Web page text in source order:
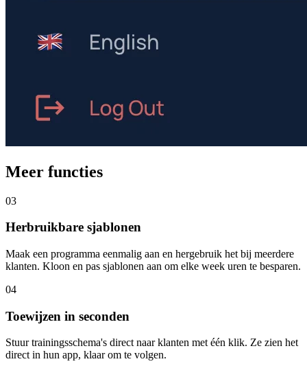
Meer functies
03
Herbruikbare sjablonen
Maak een programma eenmalig aan en hergebruik het bij meerdere
klanten. Kloon en pas sjablonen aan om elke week uren te besparen.
04
Toewijzen in seconden
Stuur trainingsschema's direct naar klanten met één klik. Ze zien het
direct in hun app, klaar om te volgen.